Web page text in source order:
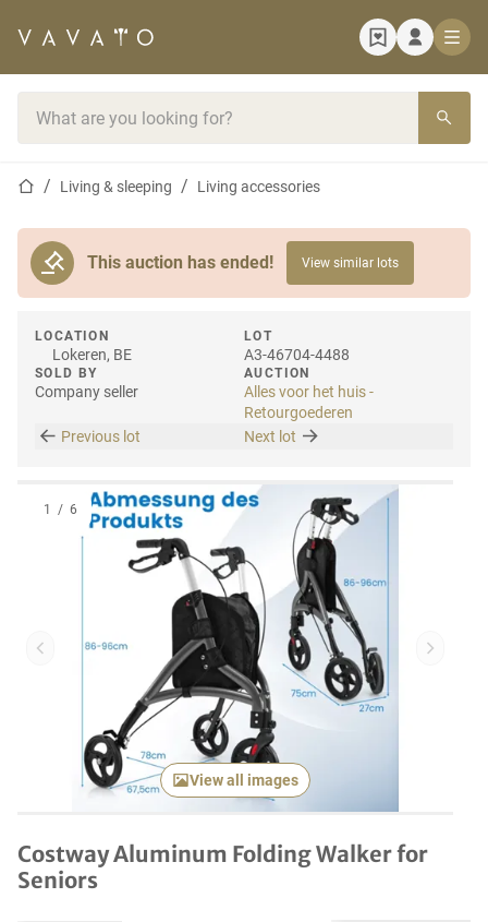
Home pageLiving & sleeping Living accessories
This auction has ended! View similar lots
LOCATION
Lokeren, BE
SOLD BY
Company seller
LOT
A3-46704-4488
AUCTION
Alles voor het huis -
Retourgoederen
Previous lot
Next lot
Previous item Next
View all images
1 / 6
Costway Aluminum Folding Walker for
Seniors